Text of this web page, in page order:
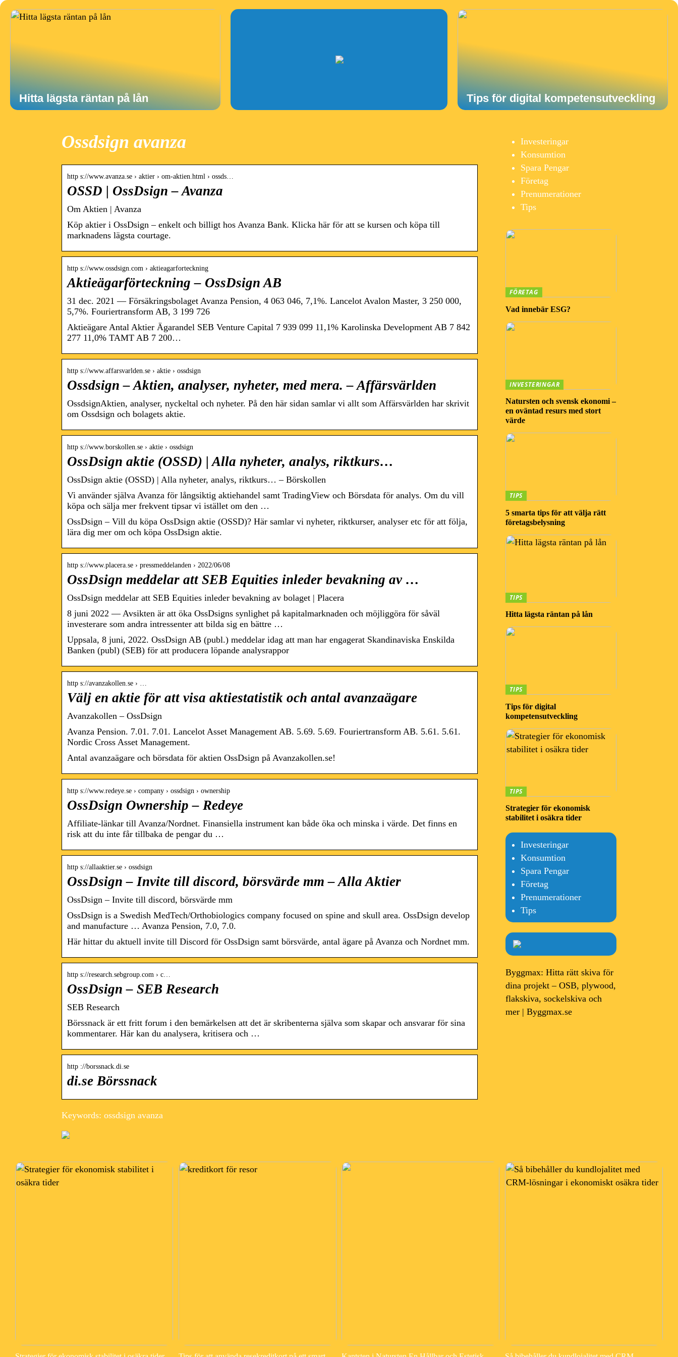
Hitta lägsta räntan på lån Tips för digital kompetensutveckling
Ossdsign avanza
http s://www.avanza.se › aktier › om-aktien.html › ossds…
OSSD | OssDsign – Avanza
Om Aktien | Avanza
Köp aktier i OssDsign – enkelt och billigt hos Avanza Bank. Klicka här för att se kursen och köpa till
marknadens lägsta courtage.
http s://www.ossdsign.com › aktieagarforteckning
Aktieägarförteckning – OssDsign AB
31 dec. 2021 — Försäkringsbolaget Avanza Pension, 4 063 046, 7,1%. Lancelot Avalon Master, 3 250 000,
5,7%. Fouriertransform AB, 3 199 726
Aktieägare Antal Aktier Ägarandel SEB Venture Capital 7 939 099 11,1% Karolinska Development AB 7 842
277 11,0% TAMT AB 7 200…
http s://www.affarsvarlden.se › aktie › ossdsign
Ossdsign – Aktien, analyser, nyheter, med mera. – Affärsvärlden
OssdsignAktien, analyser, nyckeltal och nyheter. På den här sidan samlar vi allt som Affärsvärlden har skrivit
om Ossdsign och bolagets aktie.
http s://www.borskollen.se › aktie › ossdsign
OssDsign aktie (OSSD) | Alla nyheter, analys, riktkurs…
OssDsign aktie (OSSD) | Alla nyheter, analys, riktkurs… – Börskollen
Vi använder själva Avanza för långsiktig aktiehandel samt TradingView och Börsdata för analys. Om du vill
köpa och sälja mer frekvent tipsar vi istället om den …
OssDsign – Vill du köpa OssDsign aktie (OSSD)? Här samlar vi nyheter, riktkurser, analyser etc för att följa,
lära dig mer om och köpa OssDsign aktie.
http s://www.placera.se › pressmeddelanden › 2022/06/08
OssDsign meddelar att SEB Equities inleder bevakning av …
OssDsign meddelar att SEB Equities inleder bevakning av bolaget | Placera
8 juni 2022 — Avsikten är att öka OssDsigns synlighet på kapitalmarknaden och möjliggöra för såväl
investerare som andra intressenter att bilda sig en bättre …
Uppsala, 8 juni, 2022. OssDsign AB (publ.) meddelar idag att man har engagerat Skandinaviska Enskilda
Banken (publ) (SEB) för att producera löpande analysrappor
http s://avanzakollen.se › …
Välj en aktie för att visa aktiestatistik och antal avanzaägare
Avanzakollen – OssDsign
Avanza Pension. 7.01. 7.01. Lancelot Asset Management AB. 5.69. 5.69. Fouriertransform AB. 5.61. 5.61.
Nordic Cross Asset Management.
Antal avanzaägare och börsdata för aktien OssDsign på Avanzakollen.se!
http s://www.redeye.se › company › ossdsign › ownership
OssDsign Ownership – Redeye
Affiliate-länkar till Avanza/Nordnet. Finansiella instrument kan både öka och minska i värde. Det finns en
risk att du inte får tillbaka de pengar du …
http s://allaaktier.se › ossdsign
OssDsign – Invite till discord, börsvärde mm – Alla Aktier
OssDsign – Invite till discord, börsvärde mm
OssDsign is a Swedish MedTech/Orthobiologics company focused on spine and skull area. OssDsign develop
and manufacture … Avanza Pension, 7.0, 7.0.
Här hittar du aktuell invite till Discord för OssDsign samt börsvärde, antal ägare på Avanza och Nordnet mm.
http s://research.sebgroup.com › c…
OssDsign – SEB Research
SEB Research
Börssnack är ett fritt forum i den bemärkelsen att det är skribenterna själva som skapar och ansvarar för sina
kommentarer. Här kan du analysera, kritisera och …
http ://borssnack.di.se
di.se Börssnack
Keywords: ossdsign avanza
Investeringar
Konsumtion
Spara Pengar
Företag
Prenumerationer
Tips
FÖRETAG
Vad innebär ESG?
INVESTERINGAR
Natursten och svensk ekonomi –
en oväntad resurs med stort
värde
TIPS
5 smarta tips för att välja rätt
företagsbelysning
TIPS
Hitta lägsta räntan på lån
TIPS
Tips för digital
kompetensutveckling
TIPS
Strategier för ekonomisk
stabilitet i osäkra tider
Investeringar
Konsumtion
Spara Pengar
Företag
Prenumerationer
Tips
Byggmax: Hitta rätt skiva för
dina projekt – OSB, plywood,
flakskiva, sockelskiva och
mer | Byggmax.se